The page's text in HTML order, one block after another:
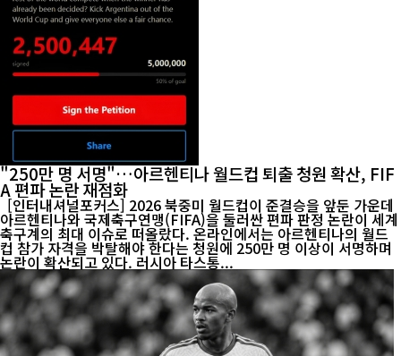
"250만 명 서명"…아르헨티나 월드컵 퇴출 청원 확산, FIF
A 편파 논란 재점화
[인터내셔널포커스] 2026 북중미 월드컵이 준결승을 앞둔 가운데
아르헨티나와 국제축구연맹(FIFA)을 둘러싼 편파 판정 논란이 세계
축구계의 최대 이슈로 떠올랐다. 온라인에서는 아르헨티나의 월드
컵 참가 자격을 박탈해야 한다는 청원에 250만 명 이상이 서명하며
논란이 확산되고 있다. 러시아 타스통...